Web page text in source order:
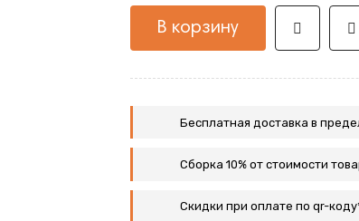
В корзину
Бесплатная доставка в
Сборка 10% от стоимости
Скидки при оплате по qr-